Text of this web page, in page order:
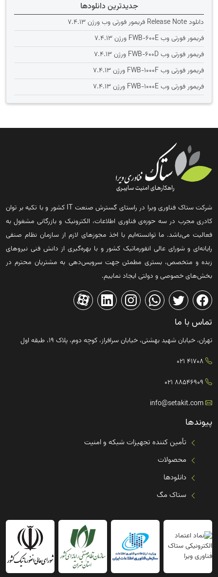
جدیدترین دانلودها
دانلود Release Note فریمور فورتی وب ورژن 7.4.13
فریمور فورتی وب FWB-600E ورژن 7.4.13
فریمور فورتی وب FWB-600D ورژن 7.4.13
فریمور فورتی وب FWB-1000F ورژن 7.4.13
فریمور فورتی وب FWB-1000E ورژن 7.4.13
شرکت ستاک فناوری ویرا در راستای گسترش صنعت IT کشور و با تکیه بر توان
کادری مجرب در سه حوزه‌ی فناوری اطلاعات، الکترونیک و بازرگانی مشغول به
فعالیت می‌باشد. ما توانسته‌ایم با اخذ مجوزهای لازم از سازمان نظام صنفی
رایانه‌ای و شورای عالی انفورماتیک کشور و با بهره‌گیری از دانش فنی نیروهای
زبده و متخصص، بستری مطمئن جهت سرویس‌دهی به مشتریان محترم در
بخش‌های خصوصی و دولتی ایجاد نماییم.
تماس با ما
تهران، خیابان شهید بهشتی، خیابان سرافراز، کوچه دوم، پلاک ۱۹، طبقه اول
41708 021
88546909 021
info@setakit.com
پیوندها
تأمین کننده تجهیزات شبکه و امنیت
محصولات
دانلودها
ستاک مگ